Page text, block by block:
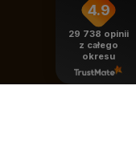
4.9
29 738 opinii
z całego
okresu